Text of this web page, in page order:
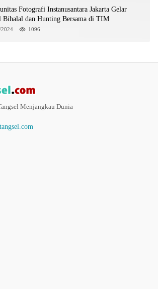
Fotografi Instanusantara Jakarta Gelar
Bihalal dan Hunting Bersama di TIM
2024 1096
Menjangkau Dunia